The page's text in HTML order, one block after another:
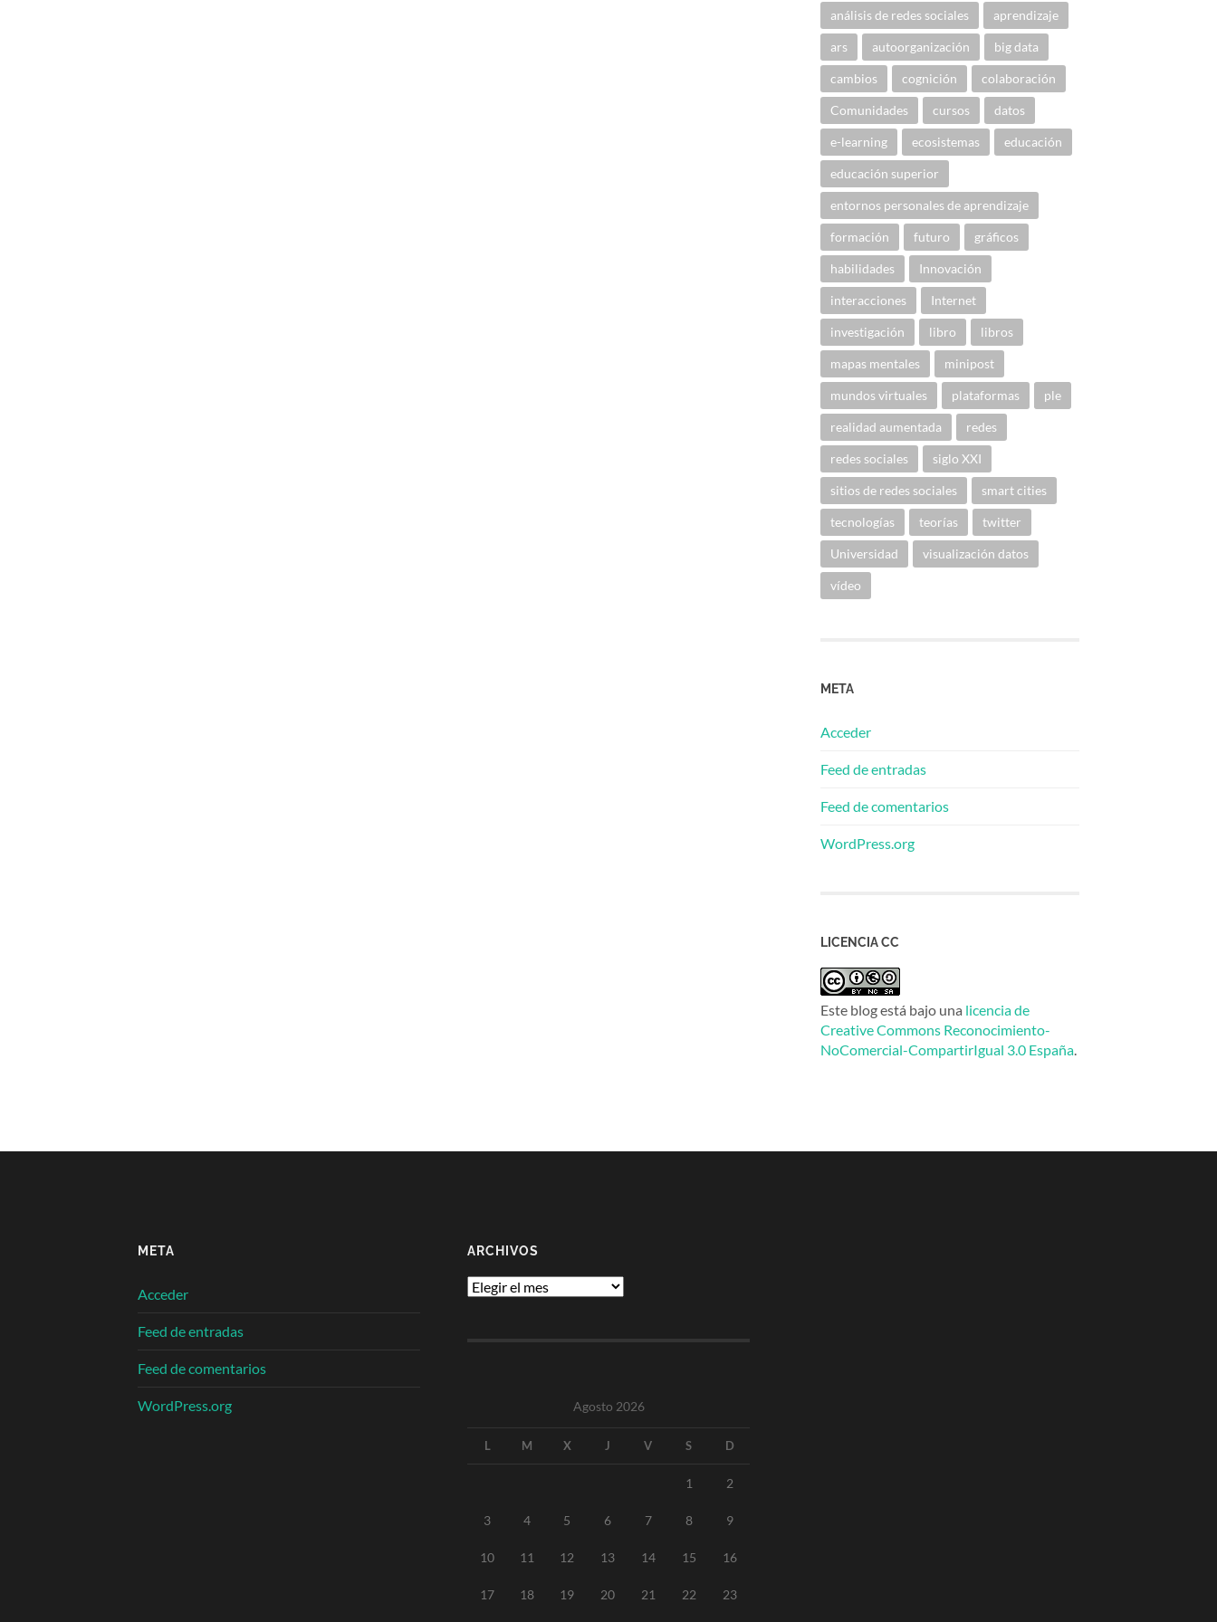
análisis de redes sociales aprendizaje
ars autoorganización big data
cambios cognición colaboración
Comunidades cursos datos
e-learning ecosistemas educación
educación superior
entornos personales de aprendizaje
formación futuro gráficos
habilidades Innovación
interacciones Internet
investigación libro libros
mapas mentales minipost
mundos virtuales plataformas ple
realidad aumentada redes
redes sociales siglo XXI
sitios de redes sociales smart cities
tecnologías teorías twitter
Universidad visualización datos
vídeo
META
Acceder
Feed de entradas
Feed de comentarios
WordPress.org
LICENCIA CC
Este blog está bajo una licencia de
Creative Commons Reconocimiento-
NoComercial-CompartirIgual 3.0 España.
META
Acceder
Feed de entradas
Feed de comentarios
WordPress.org
ARCHIVOS
Archivos
Agosto 2026
L M X J V S D
1 2
3 4 5 6 7 8 9
10 11 12 13 14 15 16
17 18 19 20 21 22 23